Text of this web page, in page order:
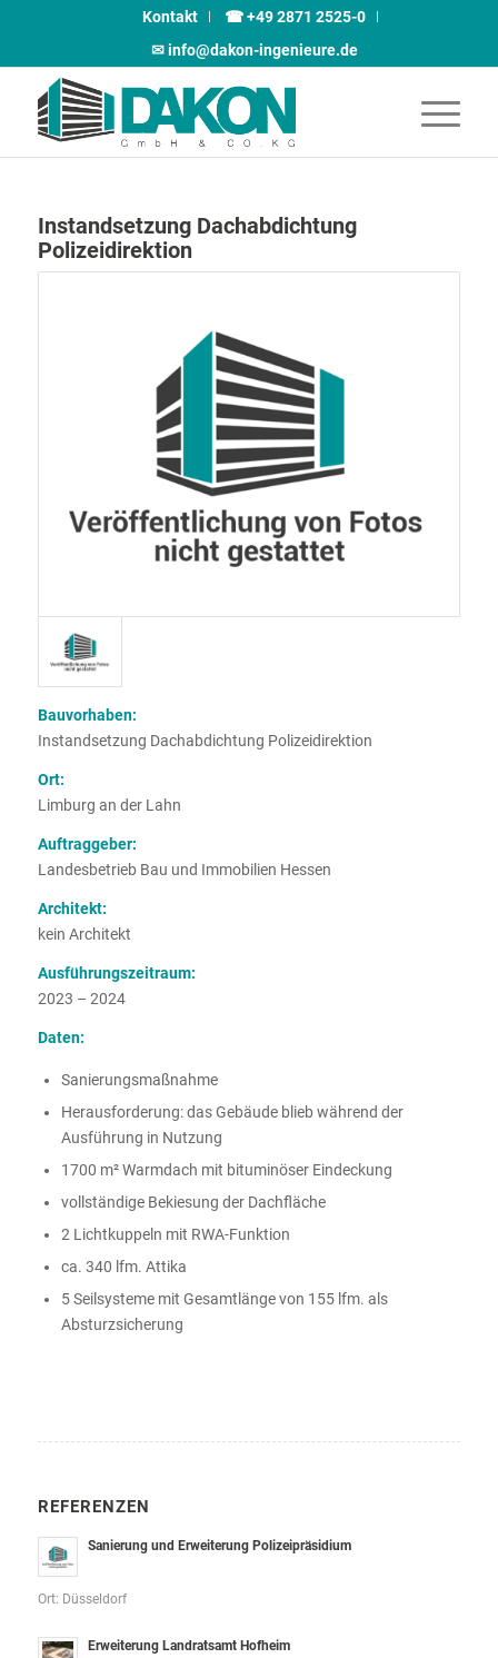
Kontakt
☎ +49 2871 2525-0
✉︎ info@dakon-ingenieure.de
Instandsetzung Dachabdichtung
Polizeidirektion
Bauvorhaben:
Instandsetzung Dachabdichtung Polizeidirektion
Ort:
Limburg an der Lahn
Auftraggeber:
Landesbetrieb Bau und Immobilien Hessen
Architekt:
kein Architekt
Ausführungszeitraum:
2023 – 2024
Daten:
Sanierungsmaßnahme
Herausforderung: das Gebäude blieb während der
Ausführung in Nutzung
1700 m² Warmdach mit bituminöser Eindeckung
vollständige Bekiesung der Dachfläche
2 Lichtkuppeln mit RWA-Funktion
ca. 340 lfm. Attika
5 Seilsysteme mit Gesamtlänge von 155 lfm. als
Absturzsicherung
REFERENZEN
Sanierung und Erweiterung Polizeipräsidium
Ort: Düsseldorf
Erweiterung Landratsamt Hofheim